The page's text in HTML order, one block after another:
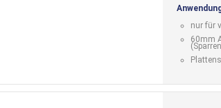
nur für
60mm